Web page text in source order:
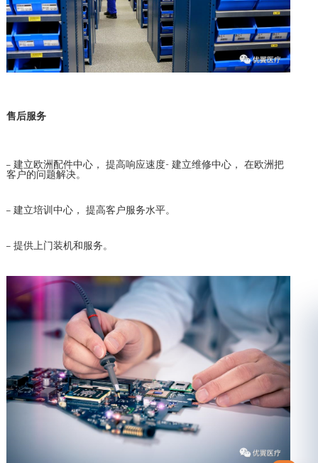
售后服务
– 建立欧洲配件中心， 提高响应速度- 建立维修中心， 在欧洲把
客户的问题解决。
– 建立培训中心， 提高客户服务水平。
– 提供上门装机和服务。